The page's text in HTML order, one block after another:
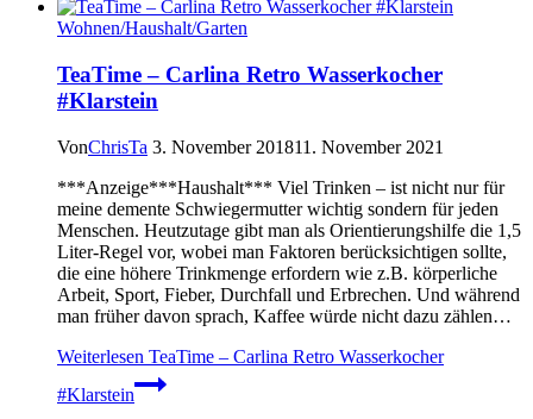
Wohnen/Haushalt/Garten
TeaTime – Carlina Retro Wasserkocher
#Klarstein
VonChrisTa 3. November 201811. November 2021
***Anzeige***Haushalt*** Viel Trinken – ist nicht nur für
meine demente Schwiegermutter wichtig sondern für jeden
Menschen. Heutzutage gibt man als Orientierungshilfe die 1,5
Liter-Regel vor, wobei man Faktoren berücksichtigen sollte,
die eine höhere Trinkmenge erfordern wie z.B. körperliche
Arbeit, Sport, Fieber, Durchfall und Erbrechen. Und während
man früher davon sprach, Kaffee würde nicht dazu zählen…
Weiterlesen TeaTime – Carlina Retro Wasserkocher
#Klarstein